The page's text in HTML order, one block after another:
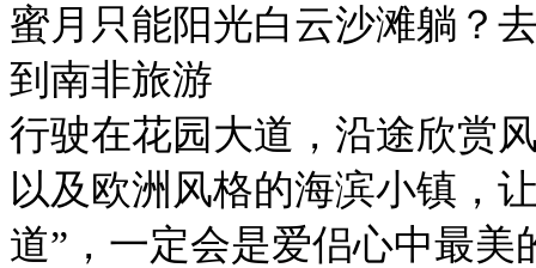
蜜月只能阳光白云沙滩躺？
到南非旅游
行驶在花园大道，沿途欣赏
以及欧洲风格的海滨小镇，
道”，一定会是爱侣心中最美